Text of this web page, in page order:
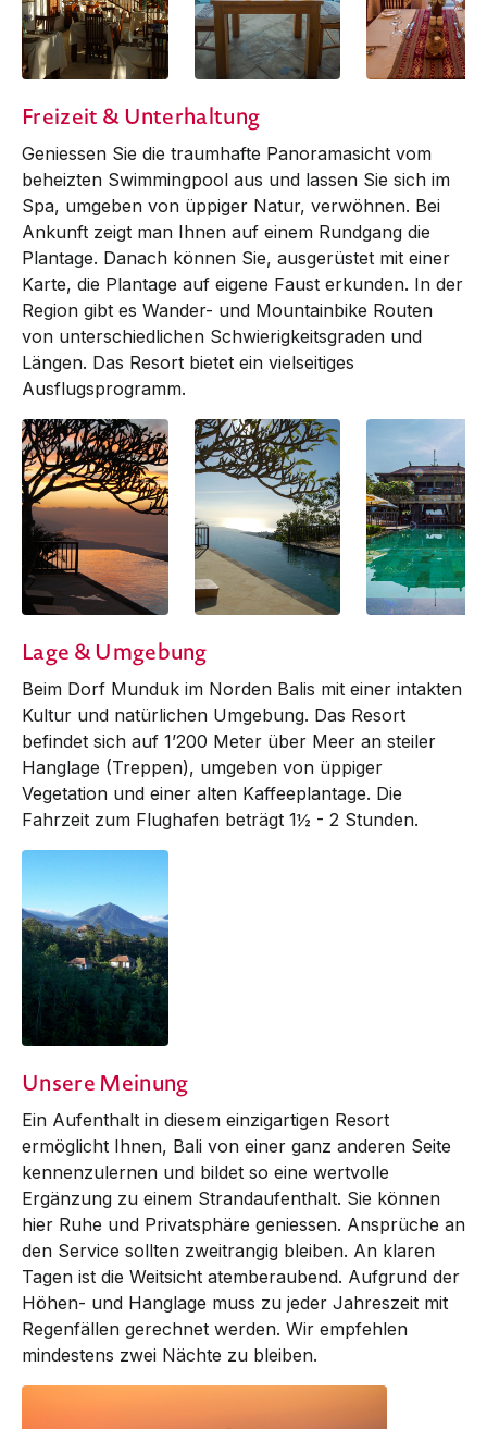
Freizeit & Unterhaltung
Geniessen Sie die traumhafte Pano­ramasicht vom
beheizten Swim­mingpool aus und lassen Sie sich im
Spa, umgeben von üppiger Natur, verwöhnen. Bei
Ankunft zeigt man Ihnen auf einem Rundgang die
Plantage. Danach können Sie, ausgerüstet mit einer
Karte, die Plantage auf eigene Faust erkunden. In der
Region gibt es Wander- und Mountainbike Routen
von unterschiedlichen Schwierig­keits­graden und
Längen. Das Resort bietet ein vielseitiges
Aus­flugs­­programm.
Lage & Umgebung
Beim Dorf Munduk im Norden Balis mit einer intakten
Kultur und natürlichen Umgebung. Das Resort
befindet sich auf 1’200 Meter über Meer an steiler
Hanglage (Treppen), umgeben von üppiger
Vegetation und einer alten Kaffeeplantage. Die
Fahrzeit zum Flughafen beträgt 1½ - 2 Stunden.
Unsere Meinung
Ein Aufenthalt in diesem einzigartigen Resort
ermöglicht Ihnen, Bali von einer ganz anderen Seite
kennenzulernen und bildet so eine wertvolle
Ergän­zung zu einem Strandaufenthalt. Sie können
hier Ruhe und Privatsphäre genies­sen. An­sprüche an
den Service sollten zweitrangig bleiben. An klaren
Tagen ist die Weit­sicht atemberaubend. Auf­grund der
Höhen- und Hang­­lage muss zu jeder Jahres­zeit mit
Regen­fällen gerechnet werden. Wir empfehlen
mindestens zwei Nächte zu bleiben.